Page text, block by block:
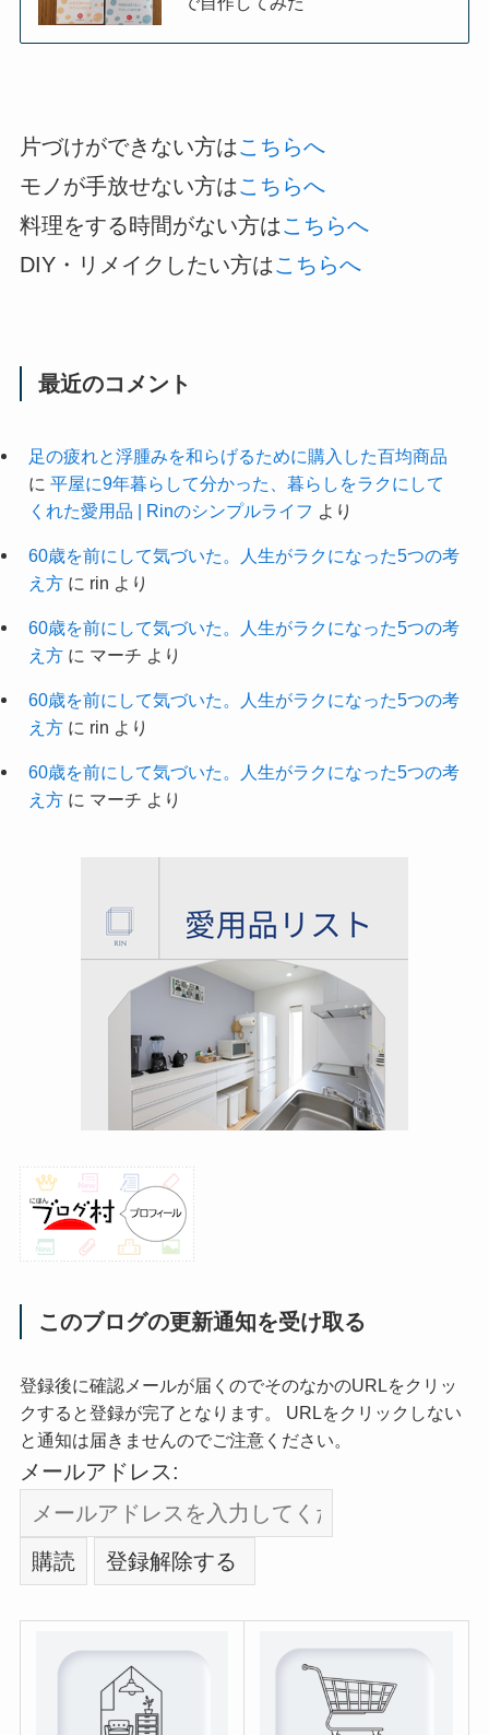
片づけができない方はこちらへ
モノが手放せない方はこちらへ
料理をする時間がない方はこちらへ
DIY・リメイクしたい方はこちらへ
最近のコメント
足の疲れと浮腫みを和らげるために購入した百均商品
に 平屋に9年暮らして分かった、暮らしをラクにして
くれた愛用品 | Rinのシンプルライフ より
60歳を前にして気づいた。人生がラクになった5つの考
え方に rin より
60歳を前にして気づいた。人生がラクになった5つの考
え方に マーチ より
60歳を前にして気づいた。人生がラクになった5つの考
え方に rin より
60歳を前にして気づいた。人生がラクになった5つの考
え方に マーチ より
このブログの更新通知を受け取る
登録後に確認メールが届くのでそのなかのURLをクリッ
クすると登録が完了となります。 URLをクリックしない
と通知は届きませんのでご注意ください。
メールアドレス: